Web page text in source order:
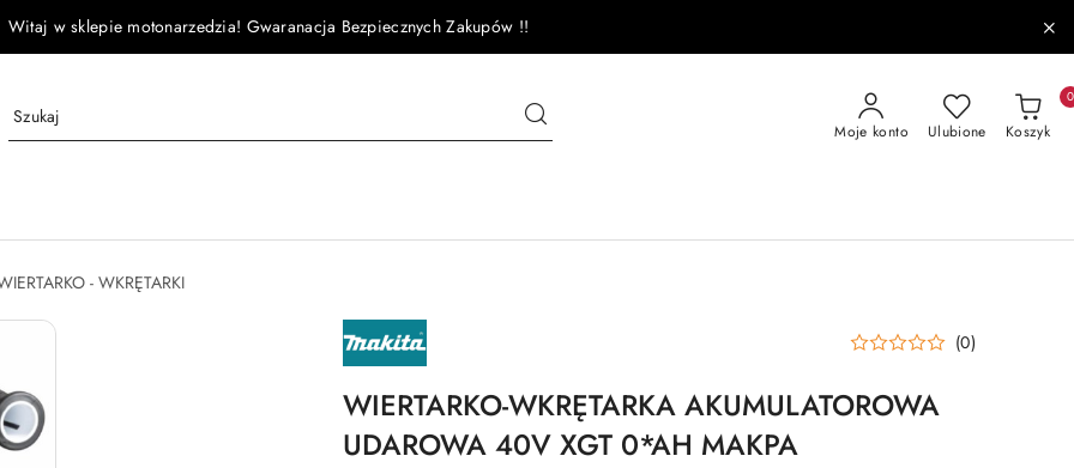
Witaj w sklepie motonarzedzia! Gwaranacja Bezpiecznych Zakupów !!
Moje konto Ulubione Koszyk
0
- WKRĘTARKI
NAZWA
PRODUCENTA:
MAKITA
(0)
WIERTARKO-WKRĘTARKA AKUMULATOROWA
UDAROWA 40V XGT 0*AH MAKPA